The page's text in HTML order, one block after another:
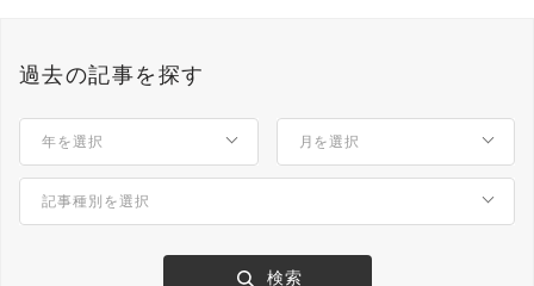
過去の記事を探す